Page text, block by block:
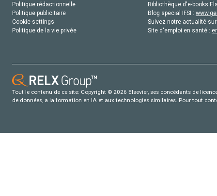
Politique rédactionnelle
Politique publicitaire
Cookie settings
Politique de la vie privée
Bibliothèque d'e-books
Blog special IFSI :
Suivez notre actualité
Site d'emploi en santé :
Tout le contenu de ce site: Copyright © 2026 Elsevier, ses concédants de
de données, a la formation en IA et aux technologies similaires. Pour tout